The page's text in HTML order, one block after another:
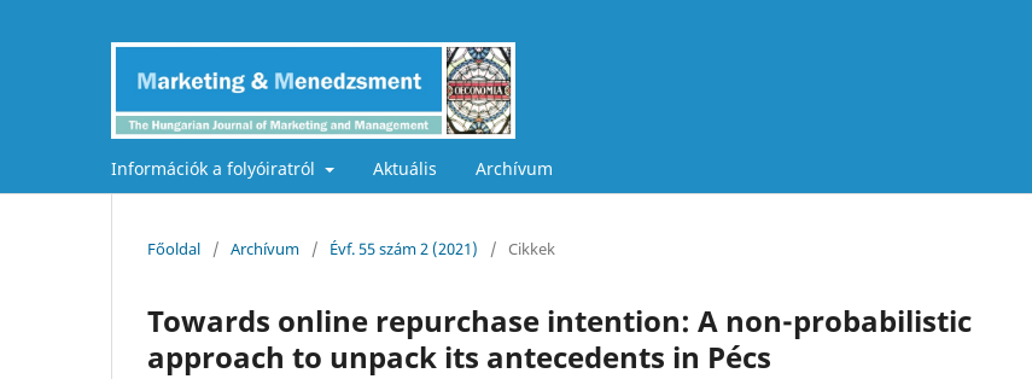
Információk a folyóiratról Aktuális Archívum
Főoldal / Archívum / Évf. 55 szám 2 (2021) / Cikkek
Towards online repurchase intention: A non-probabilistic
approach to unpack its antecedents in Pécs